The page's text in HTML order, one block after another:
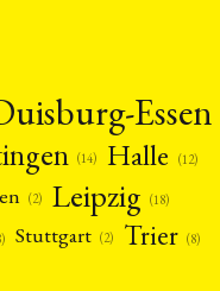
Essen
(14) Halle (12)
(2) Leipzig (18)
Stuttgart (2) Trier (8)